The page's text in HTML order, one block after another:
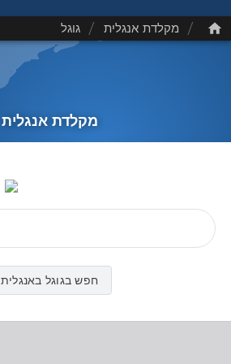
/ מקלדת אנגלית / גוגל
מקלדת אנגלית
חפש בגוגל באנגלית